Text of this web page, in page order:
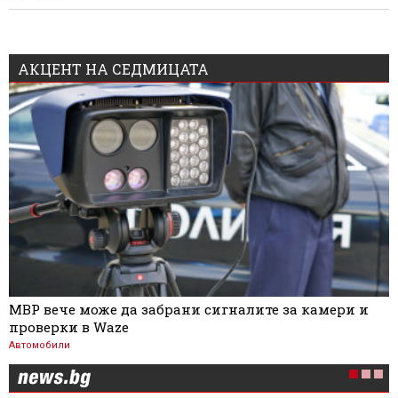
АКЦЕНТ НА СЕДМИЦАТА
МВР вече може да забрани сигналите за камери и
проверки в Waze
Автомобили